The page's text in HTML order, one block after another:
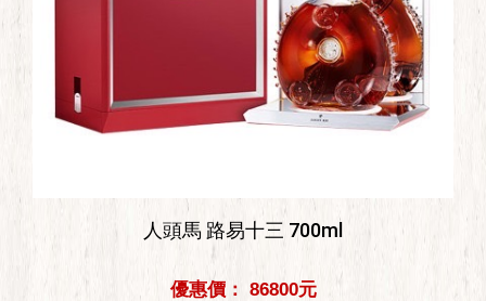
人頭馬 路易十三 700ml
優惠價： 86800元